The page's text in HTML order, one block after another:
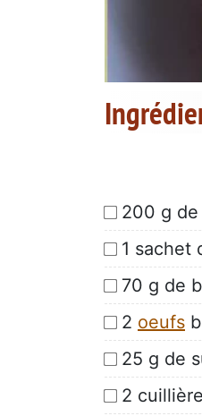
200 g
1 sachet
70 g de
2 oeufs
25 g de
2